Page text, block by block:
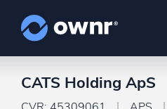
CATS Holding ApS